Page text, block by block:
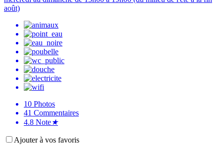
août)
10 Photos
41 Commentaires
4.8 Note★
Ajouter à vos favoris